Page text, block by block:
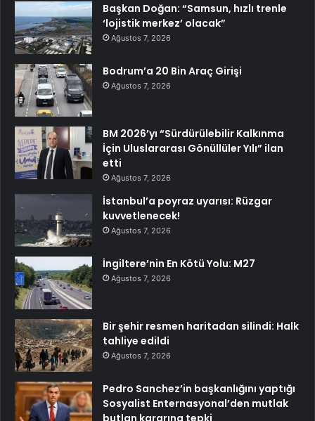
Başkan Doğan: “Samsun, hızlı trenle
‘lojistik merkez’ olacak”
Ağustos 7, 2026
Bodrum’a 20 Bin Araç Girişi
Ağustos 7, 2026
BM 2026’yı “Sürdürülebilir Kalkınma
İçin Uluslararası Gönüllüler Yılı” ilan
etti
Ağustos 7, 2026
İstanbul’a poyraz uyarısı: Rüzgar
kuvvetlenecek!
Ağustos 7, 2026
İngiltere’nin En Kötü Yolu: M27
Ağustos 7, 2026
Bir şehir resmen haritadan silindi: Halk
tahliye edildi
Ağustos 7, 2026
Pedro Sanchez’in başkanlığını yaptığı
Sosyalist Enternasyonal’den mutlak